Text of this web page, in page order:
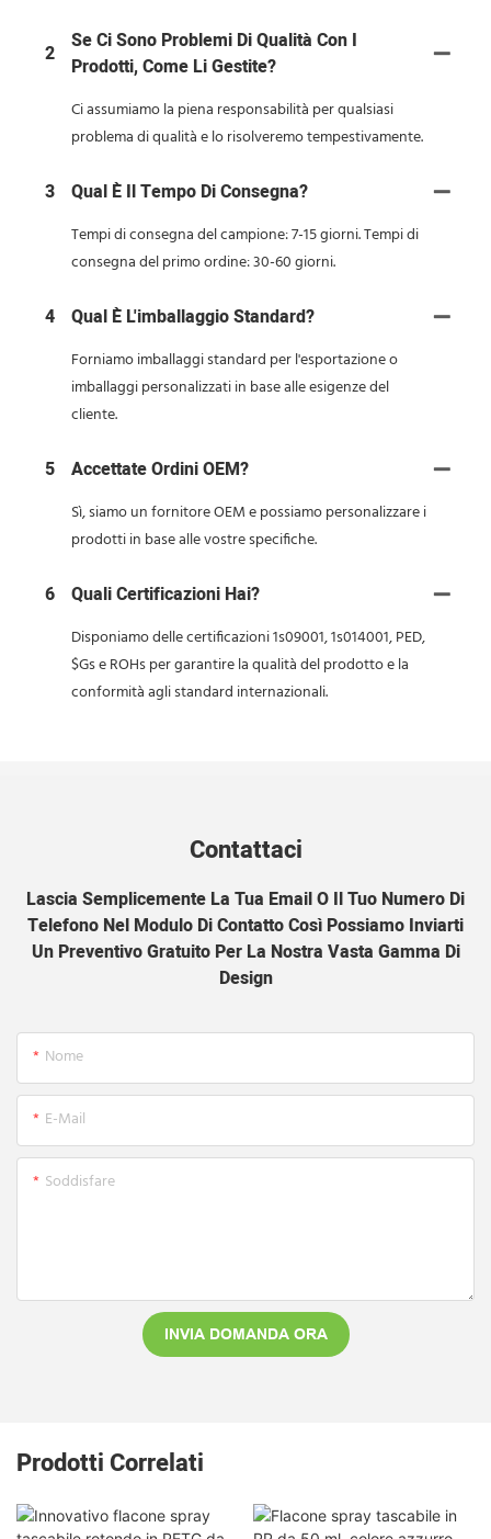
2
Se Ci Sono Problemi Di Qualità Con I
Prodotti, Come Li Gestite?
Ci assumiamo la piena responsabilità per qualsiasi
problema di qualità e lo risolveremo tempestivamente.
3 Qual È Il Tempo Di Consegna?
Tempi di consegna del campione: 7-15 giorni. Tempi di
consegna del primo ordine: 30-60 giorni.
4 Qual È L'imballaggio Standard?
Forniamo imballaggi standard per l'esportazione o
imballaggi personalizzati in base alle esigenze del
cliente.
5 Accettate Ordini OEM?
Sì, siamo un fornitore OEM e possiamo personalizzare i
prodotti in base alle vostre specifiche.
6 Quali Certificazioni Hai?
Disponiamo delle certificazioni 1s09001, 1s014001, PED,
$Gs e ROHs per garantire la qualità del prodotto e la
conformità agli standard internazionali.
Contattaci
Lascia Semplicemente La Tua Email O Il Tuo Numero Di
Telefono Nel Modulo Di Contatto Così Possiamo Inviarti
Un Preventivo Gratuito Per La Nostra Vasta Gamma Di
Design
Nome
E-Mail
Soddisfare
INVIA DOMANDA ORA
Prodotti Correlati